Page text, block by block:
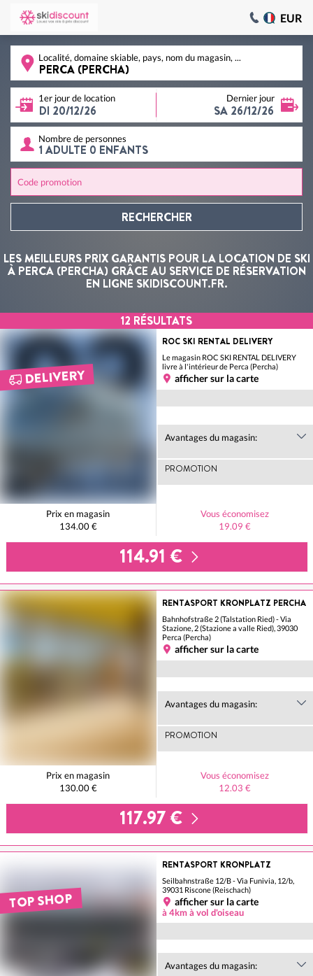
EUR
Localité, domaine skiable, pays, nom du magasin, ...
1er jour de location Dernier jour
Nombre de personnes
Code promotion
RECHERCHER
LES MEILLEURS PRIX GARANTIS POUR LA LOCATION DE SKI
À PERCA (PERCHA) GRÂCE AU SERVICE DE RÉSERVATION
EN LIGNE SKIDISCOUNT.FR.
12 RÉSULTATS
DELIVERY
ROC SKI RENTAL DELIVERY
Le magasin ROC SKI RENTAL DELIVERY
livre à l'intérieur de Perca (Percha)
afficher sur la carte
Avantages du magasin:
PROMOTION
Prix en magasin
134.00 €
Vous économisez
19.09 €
114.91 €
RENTASPORT KRONPLATZ PERCHA
Bahnhofstraße 2 (Talstation Ried) - Via
Stazione, 2 (Stazione a valle Ried), 39030
Perca (Percha)
afficher sur la carte
Avantages du magasin:
PROMOTION
Prix en magasin
130.00 €
Vous économisez
12.03 €
117.97 €
TOP SHOP
RENTASPORT KRONPLATZ
Seilbahnstraße 12/B - Via Funivia, 12/b,
39031 Riscone (Reischach)
afficher sur la carte
à 4km à vol d'oiseau
Avantages du magasin: